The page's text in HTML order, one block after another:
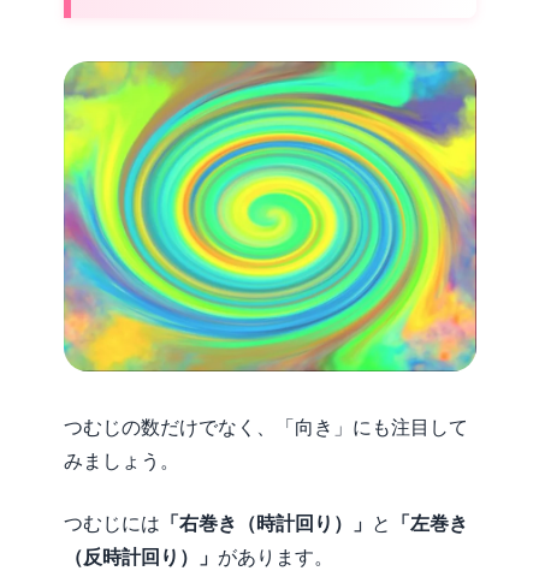
つむじの数だけでなく、「向き」にも注目して
みましょう。
つむじには 「右巻き（時計回り）」 と 「左巻き
（反時計回り）」 があります。